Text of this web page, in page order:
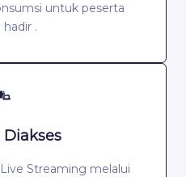
untuk peserta
.
Streaming melalui